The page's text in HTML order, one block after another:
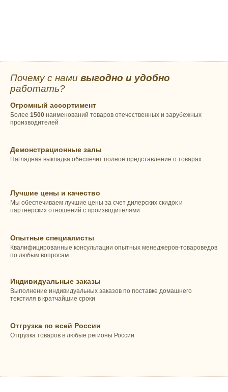
Почему с нами выгодно и удобно
работать?
Огромный ассортимент
Более 1500 наименований товаров отечественных и зарубежных
производителей
Демонстрационные залы
Наглядная выкладка обеспечит полное представление о товарах
Лучшие цены и качество
Мы обеспечиваем лучшие цены за счет дилерских скидок и
партнерских отношений с производителями
Опытные специалисты
Квалифицированные консультации опытных менеджеров-товароведов
по любым вопросам
Индивидуальные заказы
Выполнение индивидуальных заказов по поставке домашнего
текстиля в кратчайшие сроки
Отгрузка по всей России
Отгрузка товаров в любые регионы России